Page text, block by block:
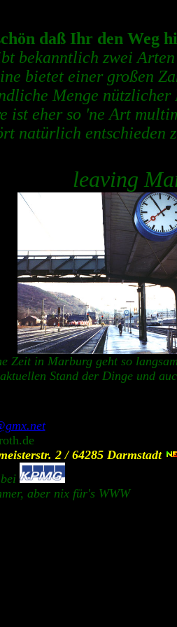
daß Ihr den Weg
bekanntlich zwei
bietet einer großen
Menge
ist eher so 'ne Art
natürlich
leaving
Zeit in Marburg geht so
aktuellen Stand der Dinge und
2 / 64285 Darmstadt
bei
aber nix für's WWW